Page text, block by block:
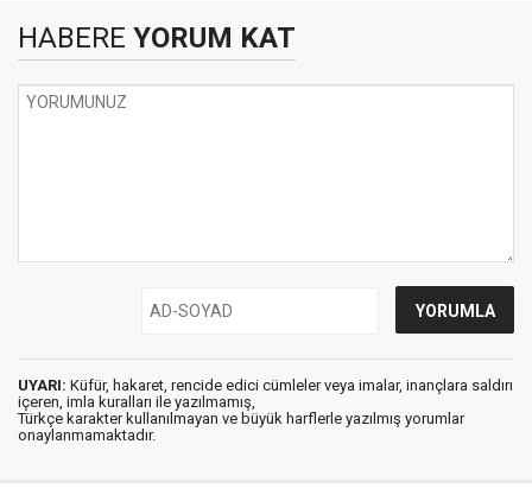
HABERE YORUM KAT
UYARI: Küfür, hakaret, rencide edici cümleler veya imalar, inançlara saldırı
içeren, imla kuralları ile yazılmamış,
Türkçe karakter kullanılmayan ve büyük harflerle yazılmış yorumlar
onaylanmamaktadır.